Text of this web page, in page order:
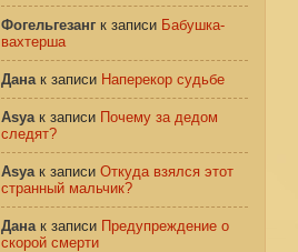
Фогельгезанг к записи Бабушка-
вахтерша
Данак записи Наперекор судьбе
Asyaк записи Почему за дедом
следят?
Asyaк записи Откуда взялся этот
странный мальчик?
Данак записи Предупреждение о
скорой смерти